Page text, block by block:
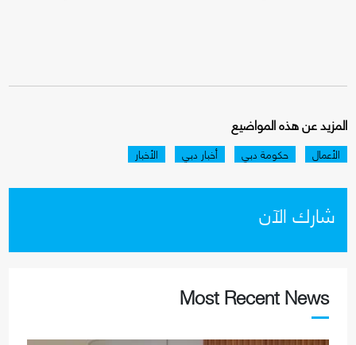
المزيد عن هذه المواضيع
الأعمال حكومة دبي أخبار دبي الأخبار
شارك الآن
Most Recent News